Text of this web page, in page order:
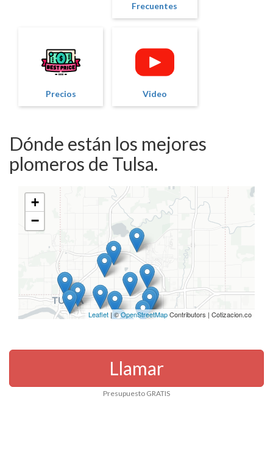
Frecuentes
Precios Video
Dónde están los mejores
plomeros de Tulsa.
+
−
Leaflet | ©OpenStreetMapContributors | Cotizacion.co
Llamar
Presupuesto GRATIS